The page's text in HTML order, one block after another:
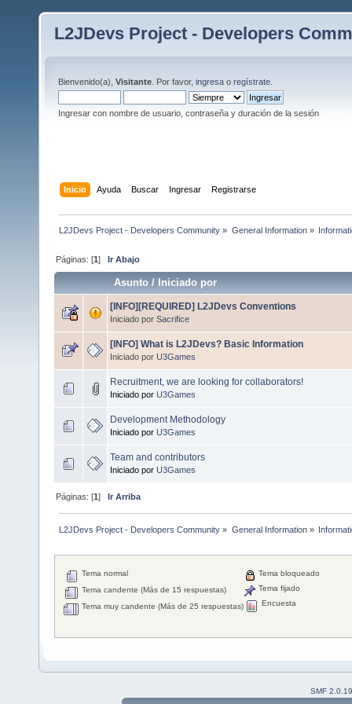
L2JDevs Project - Developers
Bienvenido(a), Visitante . Por favor, ingresa o regístrate
Ingresar con nombre de usuario, contraseña y duración de la sesión
Inicio Ayuda Buscar Ingresar Registrarse
L2JDevs Project - Developers Community » General Information»
Páginas: [1]Ir Abajo
Asunto /Iniciado por
[INFO][REQUIRED] L2JDevs Conventions
Iniciado por Sacrifice
[INFO] What is L2JDevs? Basic Information
Iniciado por U3Games
Recruitment, we are looking for collaborators!
Iniciado por U3Games
Development Methodology
Iniciado por U3Games
Team and contributors
Iniciado por U3Games
Páginas: [1]Ir Arriba
L2JDevs Project - Developers Community » General Information»
Tema normal
Tema candente (Más de 15 respuestas)
Tema muy candente (Más de 25 respuestas)
Tema bloqueado
Tema fijado
Encuesta
SMF 2.0.19